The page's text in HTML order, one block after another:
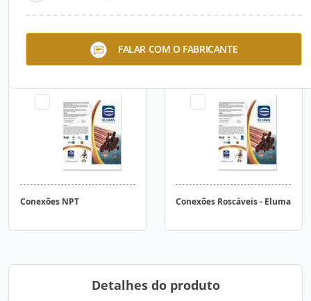
FALAR COM O FABRICANTE
Conexões Elumaplast
Conexões NPT Conexões Roscáveis - Eluma
Detalhes do produto